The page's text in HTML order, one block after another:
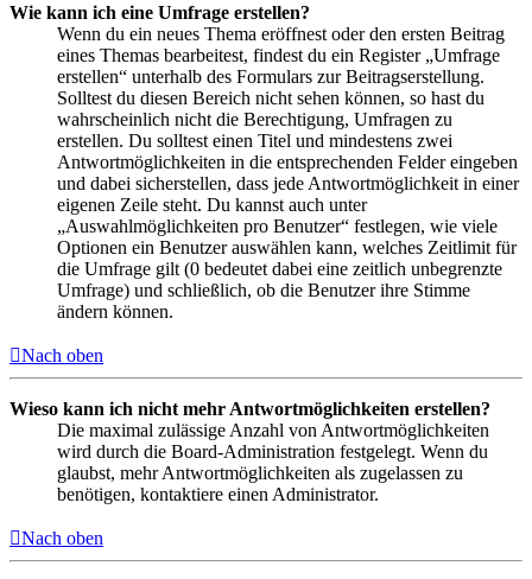
Wie kann ich eine Umfrage erstellen?
Wenn du ein neues Thema eröffnest oder den ersten Beitrag
eines Themas bearbeitest, findest du ein Register „Umfrage
erstellen“ unterhalb des Formulars zur Beitragserstellung.
Solltest du diesen Bereich nicht sehen können, so hast du
wahrscheinlich nicht die Berechtigung, Umfragen zu
erstellen. Du solltest einen Titel und mindestens zwei
Antwortmöglichkeiten in die entsprechenden Felder eingeben
und dabei sicherstellen, dass jede Antwortmöglichkeit in einer
eigenen Zeile steht. Du kannst auch unter
„Auswahlmöglichkeiten pro Benutzer“ festlegen, wie viele
Optionen ein Benutzer auswählen kann, welches Zeitlimit für
die Umfrage gilt (0 bedeutet dabei eine zeitlich unbegrenzte
Umfrage) und schließlich, ob die Benutzer ihre Stimme
ändern können.
Nach oben
Wieso kann ich nicht mehr Antwortmöglichkeiten erstellen?
Die maximal zulässige Anzahl von Antwortmöglichkeiten
wird durch die Board-Administration festgelegt. Wenn du
glaubst, mehr Antwortmöglichkeiten als zugelassen zu
benötigen, kontaktiere einen Administrator.
Nach oben